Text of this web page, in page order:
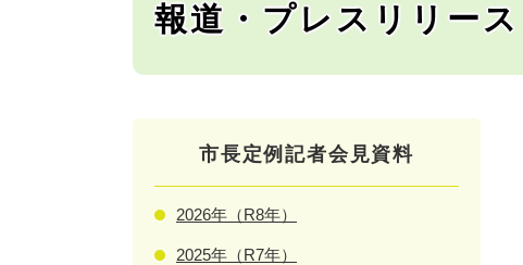
報道・プレスリリース
市長定例記者会見資料
2026年（R8年）
2025年（R7年）